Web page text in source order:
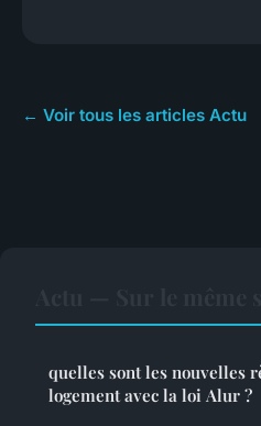
← Voir tous les articles Actu
quelles sont les nouvelles
logement avec la loi Alur ?